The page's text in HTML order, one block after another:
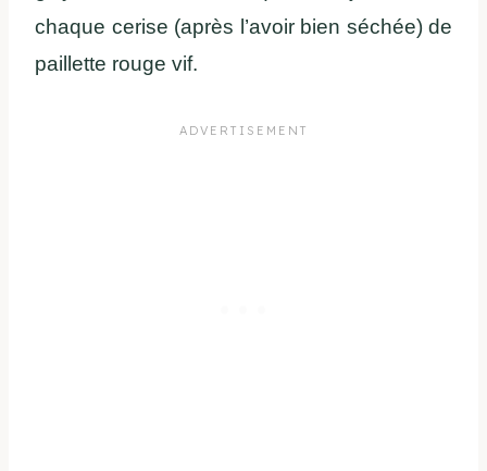
chaque cerise (après l’avoir bien séchée) de
paillette rouge vif.